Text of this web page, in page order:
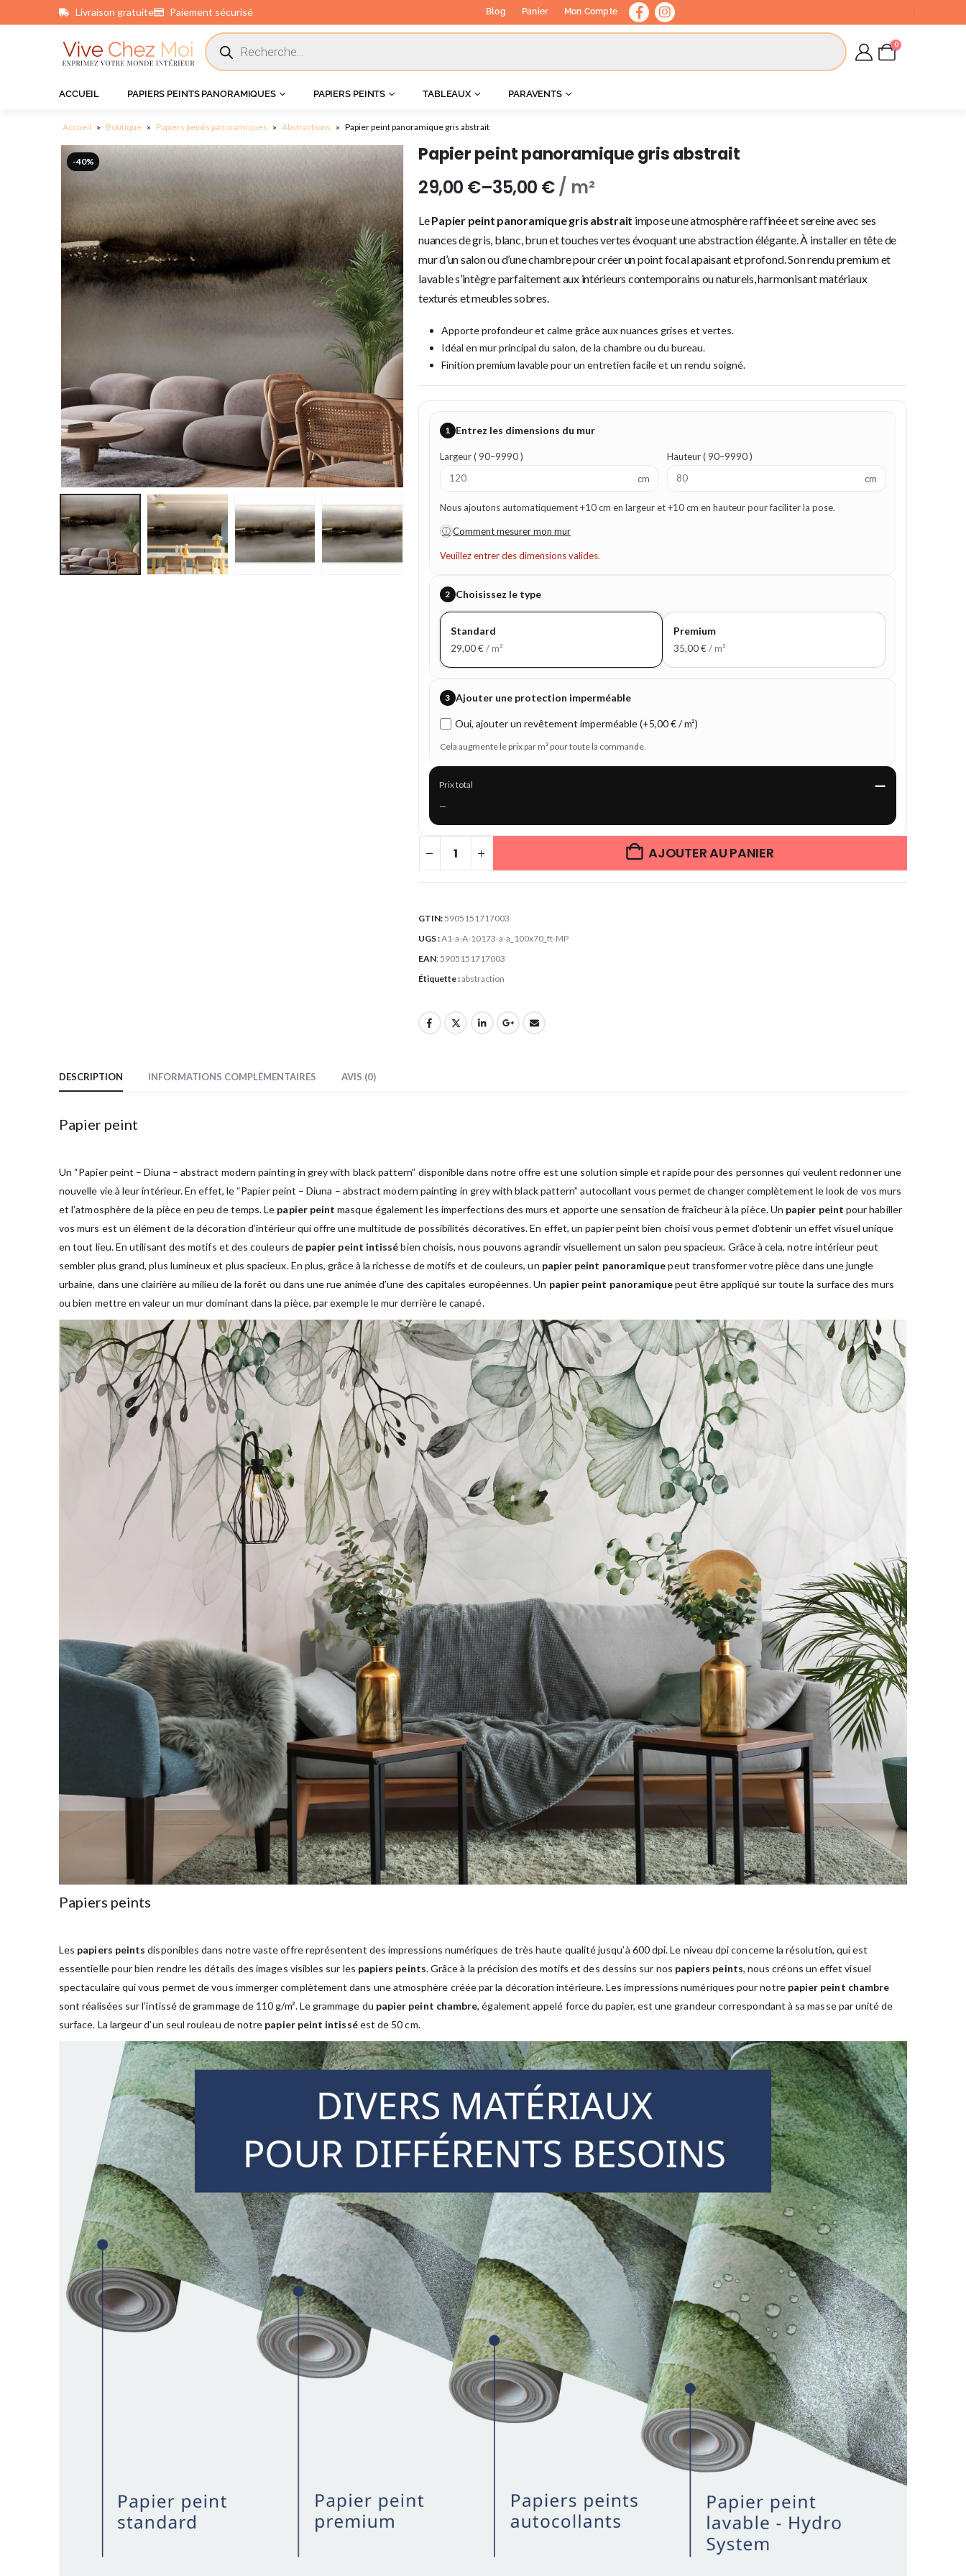
Livraison gratuite Paiement sécurisé Blog Panier Mon Compte
0
ACCUEIL PAPIERS PEINTS PANORAMIQUES PAPIERS PEINTS TABLEAUX PARAVENTS
Accueil » Boutique » Papiers peints panoramiques » Abstractions » Papier peint panoramique gris abstrait
-40% Papier peint panoramique gris abstrait
29,00 €–35,00 €/ m²
LePapier peint panoramique gris abstrait impose une atmosphère raffinée et sereine avec ses
nuances de gris, blanc, brun et touches vertes évoquant une abstraction élégante. À installer en tête de
mur d’un salon ou d’une chambre pour créer un point focal apaisant et profond. Son rendu premium et
lavable s’intègre parfaitement aux intérieurs contemporains ou naturels, harmonisant matériaux
texturés et meubles sobres.
Apporte profondeur et calme grâce aux nuances grises et vertes.
Idéal en mur principal du salon, de la chambre ou du bureau.
Finition premium lavable pour un entretien facile et un rendu soigné.
1 Entrez les dimensions du mur
Largeur ( 90–9990 )
cm
Hauteur ( 90–9990 )
cm
Nous ajoutons automatiquement +10 cm en largeur et +10 cm en hauteur pour faciliter la pose.
ⓘ Comment mesurer mon mur
Veuillez entrer des dimensions valides.
2 Choisissez le type
Standard
29,00€/ m²
Premium
35,00€/ m²
3 Ajouter une protection imperméable
Oui, ajouter un revêtement imperméable (+5,00 € / m²)
Cela augmente le prix par m² pour toute la commande.
Prix total —
—
AJOUTER AU PANIER
GTIN: 5905151717003
UGS :A1-a-A-10173-a-a_100x70_ft-MP
EAN: 5905151717003
Étiquette :abstraction
DESCRIPTION INFORMATIONS COMPLÉMENTAIRES AVIS (0)
Papier peint
Un “Papier peint – Diuna – abstract modern painting in grey with black pattern” disponible dans notre offre est une solution simple et rapide pour des personnes qui veulent redonner une
nouvelle vie à leur intérieur. En effet, le “Papier peint – Diuna – abstract modern painting in grey with black pattern” autocollant vous permet de changer complètement le look de vos murs
et l’atmosphère de la pièce en peu de temps. Le papier peint masque également les imperfections des murs et apporte une sensation de fraîcheur à la pièce. Un papier peint pour habiller
vos murs est un élément de la décoration d’intérieur qui offre une multitude de possibilités décoratives. En effet, un papier peint bien choisi vous permet d’obtenir un effet visuel unique
en tout lieu. En utilisant des motifs et des couleurs de papier peint intissébien choisis, nous pouvons agrandir visuellement un salon peu spacieux. Grâce à cela, notre intérieur peut
sembler plus grand, plus lumineux et plus spacieux. En plus, grâce à la richesse de motifs et de couleurs, un papier peint panoramiquepeut transformer votre pièce dans une jungle
urbaine, dans une clairière au milieu de la forêt ou dans une rue animée d’une des capitales européennes. Un papier peint panoramiquepeut être appliqué sur toute la surface des murs
ou bien mettre en valeur un mur dominant dans la pièce, par exemple le mur derrière le canapé.
Papiers peints
Les papiers peints disponibles dans notre vaste offre représentent des impressions numériques de très haute qualité jusqu’à 600 dpi. Le niveau dpi concerne la résolution, qui est
essentielle pour bien rendre les détails des images visibles sur les papiers peints. Grâce à la précision des motifs et des dessins sur nos papiers peints, nous créons un effet visuel
spectaculaire qui vous permet de vous immerger complètement dans une atmosphère créée par la décoration intérieure. Les impressions numériques pour notre papier peint chambre
sont réalisées sur l’intissé de grammage de 110 g/m². Le grammage du papier peint chambre, également appelé force du papier, est une grandeur correspondant à sa masse par unité de
surface. La largeur d’un seul rouleau de notre papier peint intisséest de 50 cm.